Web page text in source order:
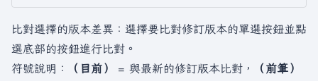
比對選擇的版本差異：選擇要比對修訂版本的單選按鈕並點
選底部的按鈕進行比對。
符號說明：
（目前） = 與最新的修訂版本比對，
（前筆）